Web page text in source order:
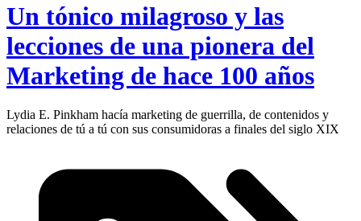
Un tónico milagroso y las
lecciones de una pionera del
Marketing de hace 100 años
Lydia E. Pinkham hacía marketing de guerrilla, de contenidos y
relaciones de tú a tú con sus consumidoras a finales del siglo XIX